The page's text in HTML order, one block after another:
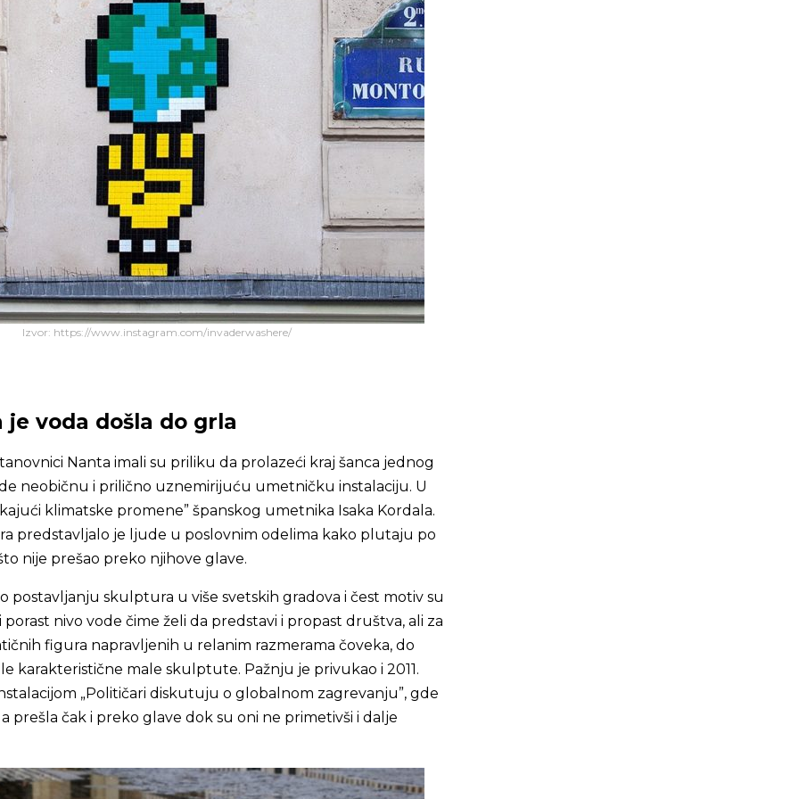
Izvor: https://www.instagram.com/invaderwashere/
voda došla do grla
Nanta imali su priliku da prolazeći kraj šanca jednog
neobičnu i prilično uznemirijuću umetničku instalaciju. U
klimatske promene” španskog umetnika Isaka Kordala.
predstavljalo je ljude u poslovnim odelima kako plutaju po
nije prešao preko njihove glave.
postavljanju skulptura u više svetskih gradova i čest motiv su
nivo vode čime želi da predstavi i propast društva, ali za
figura napravljenih u relanim razmerama čoveka, do
karakteristične male skulptute. Pažnju je privukao i 2011.
„Političari diskutuju o globalnom zagrevanju”, gde
prešla čak i preko glave dok su oni ne primetivši i dalje